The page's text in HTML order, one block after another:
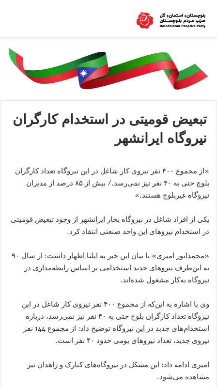
تبعیض قومیتی در استخدام کارگران
نیروگاه ایرانشهر
«از مجموع ۴۰۰ نفر نیروی کار شاغل در این نیروگاه تعداد کارگران
بلوچ حتی به ۴۰ نفر نیز نمی‌رسد./ بیش از ۸۵ درصد از مدیران
نیروگاه غیربلوچ هستند.»
یکی از افراد شاغل در نیروگاه بخار ایرانشهر از وجود تبعیض قومیتی
در استخدام نیروهای این واحد صنعتی انتقاد کرد.
«محمدانور امیری» با بیان این خبر به ایلنا اظهار داشت: از سال ۹۰
به این‌طرف نیروهای جدید استخدامی بر اساس رابطه‌مداری در
نیروگاه به‌کار مشغول شده‌اند.
وی با اشاره به این‌که از مجموع ۴۰۰ نفر نیروی کار شاغل در این
نیروگاه تعداد کارگران بلوچ حتی به ۴۰ نفر نیز نمی‌رسد، درباره
استخدام‌های جدید در این نیروگاه توضیح داد: از مجموع 144 نفر
نیروی جدید، تعداد نیروهای بومی حدود ۴۰ نفر است.
امیری ادامه داد: این مشکل در نیروگاه‌های کنارک و زاهدان نیز
مشاهده می‌شود.